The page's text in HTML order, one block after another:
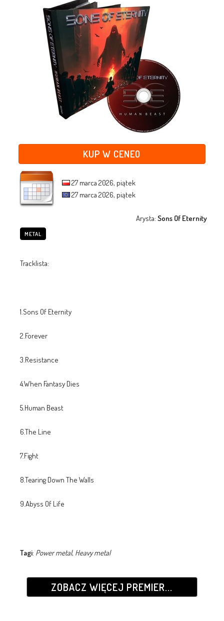
KUP W CENEO
27 marca 2026, piątek
27 marca 2026, piątek
Arysta:Sons Of Eternity
METAL
Tracklista:
1.Sons Of Eternity
2.Forever
3.Resistance
4.When Fantasy Dies
5.Human Beast
6.The Line
7.Fight
8.Tearing Down The Walls
9.Abyss Of Life
Tagi: Power metal, Heavy metal
ZOBACZ WIĘCEJ PREMIER...